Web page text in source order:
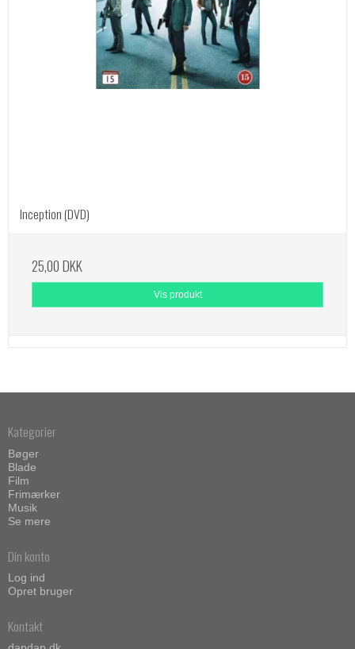
Inception (DVD)
25,00 DKK
Vis produkt
Kategorier
Bøger
Blade
Film
Frimærker
Musik
Se mere
Din konto
Log ind
Opret bruger
Kontakt